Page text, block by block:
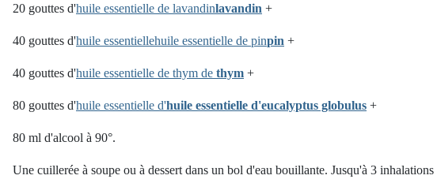
20 gouttes d'huile essentielle de lavandinlavandin +
40 gouttes d'huile essentiellehuile essentielle de pinpin +
40 gouttes d'huile essentielle de thym de thym +
80 gouttes d'huile essentielle d'huile essentielle d'eucalyptus globulus +
80 ml d'alcool à 90°.
Une cuillerée à soupe ou à dessert dans un bol d'eau bouillante. Jusqu'à 3